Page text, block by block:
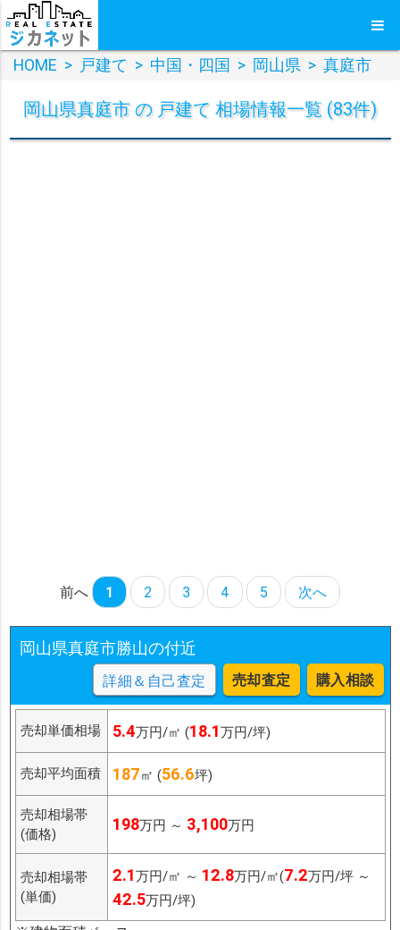
HOME > 戸建て > 中国・四国 > 岡山県 > 真庭市
岡山県真庭市 の 戸建て 相場情報一覧 (83件)
前へ 1 2 3 4 5 次へ
岡山県真庭市勝山の付近
詳細＆自己査定 売却査定 購入相談
売却単価相場 5.4万円/㎡ (18.1万円/坪)
売却平均面積 187㎡ (56.6坪)
売却相場帯
(価格)
198万円 ～ 3,100万円
売却相場帯
(単価)
2.1万円/㎡ ～ 12.8万円/㎡(7.2万円/坪 ～
42.5万円/坪)